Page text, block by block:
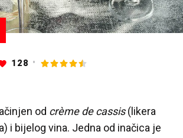
128
od crème de cassis(likera
i bijelog vina. Jedna od inačica je